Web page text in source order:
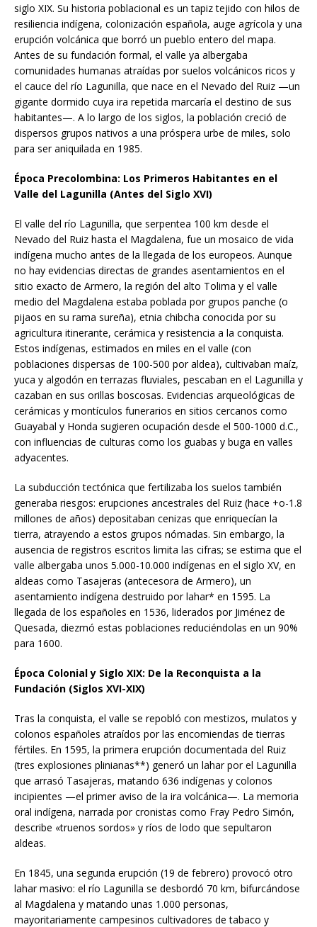
siglo XIX. Su historia poblacional es un tapiz tejido con hilos de
resiliencia indígena, colonización española, auge agrícola y una
erupción volcánica que borró un pueblo entero del mapa.
Antes de su fundación formal, el valle ya albergaba
comunidades humanas atraídas por suelos volcánicos ricos y
el cauce del río Lagunilla, que nace en el Nevado del Ruiz —un
gigante dormido cuya ira repetida marcaría el destino de sus
habitantes—. A lo largo de los siglos, la población creció de
dispersos grupos nativos a una próspera urbe de miles, solo
para ser aniquilada en 1985.
Época Precolombina: Los Primeros Habitantes en el
Valle del Lagunilla (Antes del Siglo XVI)
El valle del río Lagunilla, que serpentea 100 km desde el
Nevado del Ruiz hasta el Magdalena, fue un mosaico de vida
indígena mucho antes de la llegada de los europeos. Aunque
no hay evidencias directas de grandes asentamientos en el
sitio exacto de Armero, la región del alto Tolima y el valle
medio del Magdalena estaba poblada por grupos panche (o
pijaos en su rama sureña), etnia chibcha conocida por su
agricultura itinerante, cerámica y resistencia a la conquista.
Estos indígenas, estimados en miles en el valle (con
poblaciones dispersas de 100-500 por aldea), cultivaban maíz,
yuca y algodón en terrazas fluviales, pescaban en el Lagunilla y
cazaban en sus orillas boscosas. Evidencias arqueológicas de
cerámicas y montículos funerarios en sitios cercanos como
Guayabal y Honda sugieren ocupación desde el 500-1000 d.C.,
con influencias de culturas como los guabas y buga en valles
adyacentes.
La subducción tectónica que fertilizaba los suelos también
generaba riesgos: erupciones ancestrales del Ruiz (hace +o-1.8
millones de años) depositaban cenizas que enriquecían la
tierra, atrayendo a estos grupos nómadas. Sin embargo, la
ausencia de registros escritos limita las cifras; se estima que el
valle albergaba unos 5.000-10.000 indígenas en el siglo XV, en
aldeas como Tasajeras (antecesora de Armero), un
asentamiento indígena destruido por lahar* en 1595. La
llegada de los españoles en 1536, liderados por Jiménez de
Quesada, diezmó estas poblaciones reduciéndolas en un 90%
para 1600.
Época Colonial y Siglo XIX: De la Reconquista a la
Fundación (Siglos XVI-XIX)
Tras la conquista, el valle se repobló con mestizos, mulatos y
colonos españoles atraídos por las encomiendas de tierras
fértiles. En 1595, la primera erupción documentada del Ruiz
(tres explosiones plinianas**) generó un lahar por el Lagunilla
que arrasó Tasajeras, matando 636 indígenas y colonos
incipientes —el primer aviso de la ira volcánica—. La memoria
oral indígena, narrada por cronistas como Fray Pedro Simón,
describe «truenos sordos» y ríos de lodo que sepultaron
aldeas.
En 1845, una segunda erupción (19 de febrero) provocó otro
lahar masivo: el río Lagunilla se desbordó 70 km, bifurcándose
al Magdalena y matando unas 1.000 personas,
mayoritariamente campesinos cultivadores de tabaco y